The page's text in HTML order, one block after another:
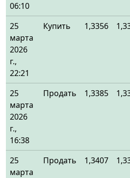
06:10
25
марта
2026
г.,
22:21
Купить 1,3356
25
марта
2026
г.,
16:38
Продать 1,3385
25
марта
Продать 1,3407